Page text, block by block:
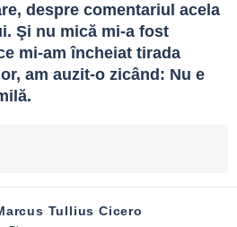
despre comentariul acela
Şi nu mică mi-a fost
mi-am încheiat tirada
am auzit-o zicând: Nu e
Tullius Cicero